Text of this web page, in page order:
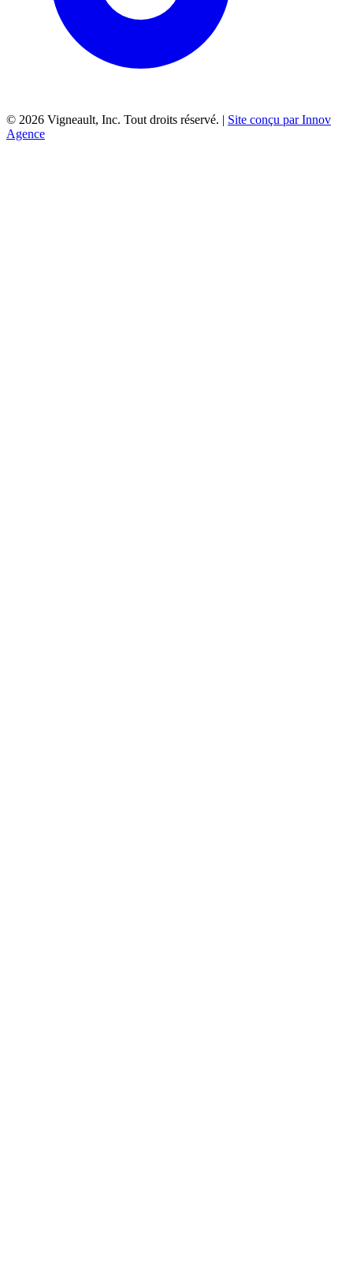
© 2026 Vigneault, Inc. Tout droits réservé. | Site conçu par Innov
Agence